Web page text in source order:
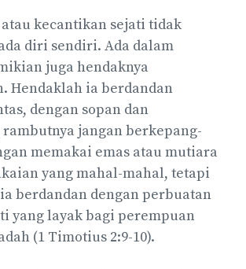
kecantikan sejati tidak
diri sendiri. Ada dalam
juga hendaknya
Hendaklah ia berdandan
dengan sopan dan
rambutnya jangan berkepang-
memakai emas atau mutiara
yang mahal-mahal, tetapi
berdandan dengan perbuatan
yang layak bagi perempuan
(1 Timotius 2:9-10).